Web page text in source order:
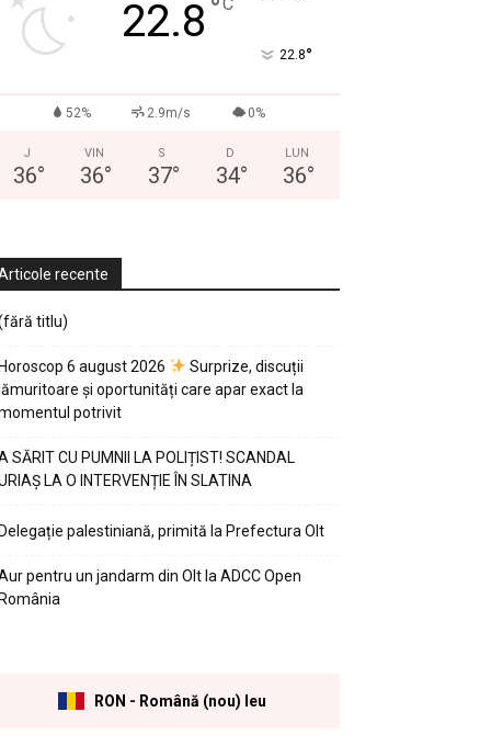
22.8 °
22.8°
52% 2.9m/s 0%
J
36°
VIN
36°
S
37°
D
34°
LUN
36°
recente
titlu)
6 august 2026
Surprize, discuții
și oportunități care apar exact la
potrivit
SĂRIT CU PUMNII LA POLIȚIST! SCANDAL
LA O INTERVENȚIE ÎN SLATINA
palestiniană, primită la Prefectura Olt
pentru un jandarm din Olt la ADCC Open
RON - Română (nou) leu